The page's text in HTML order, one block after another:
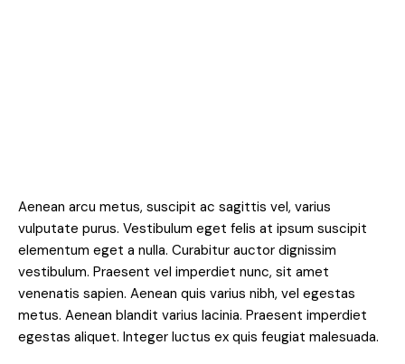
Aenean arcu metus, suscipit ac sagittis vel, varius
vulputate purus. Vestibulum eget felis at ipsum suscipit
elementum eget a nulla. Curabitur auctor dignissim
vestibulum. Praesent vel imperdiet nunc, sit amet
venenatis sapien. Aenean quis varius nibh, vel egestas
metus. Aenean blandit varius lacinia. Praesent imperdiet
egestas aliquet. Integer luctus ex quis feugiat malesuada.